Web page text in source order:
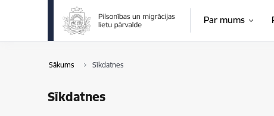
Pāriet uz lapas saturu
Par mums
Sākums Sīkdatnes
Sīkdatnes